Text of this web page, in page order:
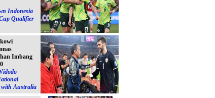
Indonesia
Qualifier
Imbang
with Australia